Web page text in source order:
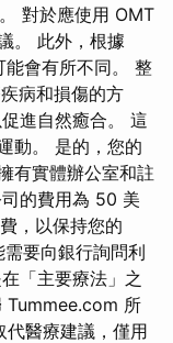
對於應使用 OMT
。 此外，根據
能會有所不同。 整
病和損傷的方
進自然癒合。 這
動。 是的，您的
有實體辦公室和註
的費用為 50 美
，以保持您的
要向銀行詢問利
「主要療法」之
Tummee.com 所
醫療建議，僅用